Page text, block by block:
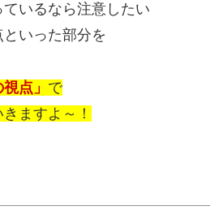
ているなら注意したい
いった部分を
点」 で
ますよ～！